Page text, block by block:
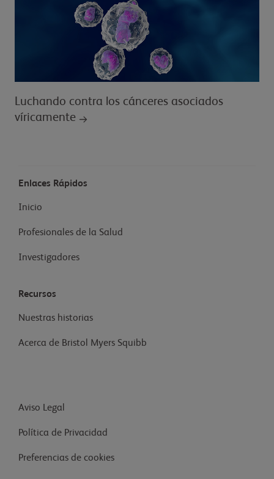
Luchando contra los cánceres asociados
víricamente
Enlaces Rápidos
Inicio
Profesionales de la Salud
Investigadores
Recursos
Nuestras historias
Acerca de Bristol Myers Squibb
Aviso Legal
Política de Privacidad
Preferencias de cookies